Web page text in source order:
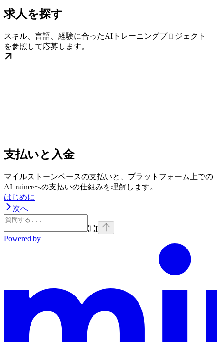
求人を探す
スキル、言語、経験に合ったAIトレーニングプロジェクト
を参照して応募します。
支払いと入金
マイルストーンベースの支払いと、プラットフォーム上での
AI trainerへの支払いの仕組みを理解します。
はじめに
次へ
⌘I
Powered by